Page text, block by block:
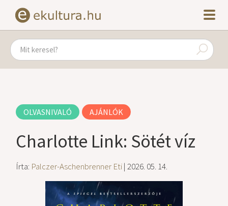
OLVASNIVALÓ AJÁNLÓK
Charlotte Link: Sötét víz
Írta: Palczer-Aschenbrenner Eti| 2026. 05. 14.